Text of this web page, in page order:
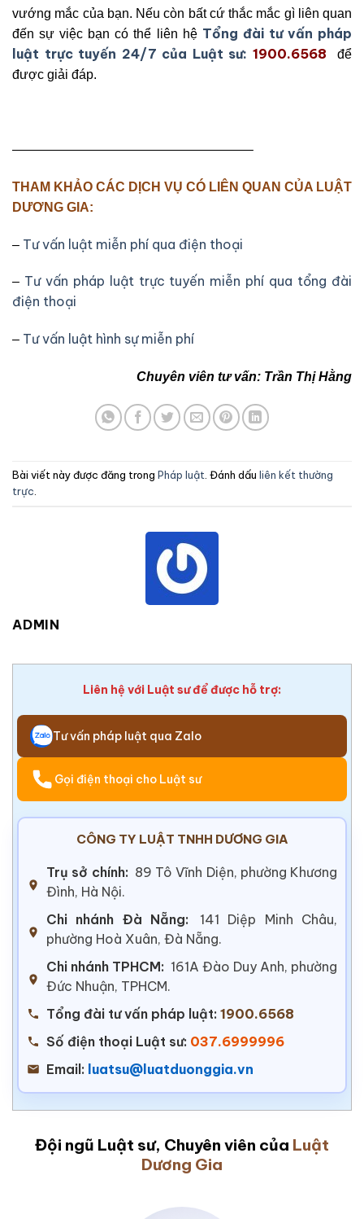
vướng mắc của bạn. Nếu còn bất cứ thắc mắc gì liên quan
đến sự việc bạn có thể liên hệ Tổng đài tư vấn pháp
luật trực tuyến 24/7 của Luật sư: 1900.6568
để
được giải đáp.
——————————————————–
THAM KHẢO CÁC DỊCH VỤ CÓ LIÊN QUAN CỦA LUẬT
DƯƠNG GIA:
– Tư vấn luật miễn phí qua điện thoại
– Tư vấn pháp luật trực tuyến miễn phí qua tổng đài
điện thoại
– Tư vấn luật hình sự miễn phí
Chuyên viên tư vấn: Trần Thị Hằng
Bài viết này được đăng trong Pháp luật. Đánh dấu liên kết thường
trực.
ADMIN
Liên hệ với Luật sư để được hỗ trợ:
Tư vấn pháp luật qua Zalo
Gọi điện thoại cho Luật sư
CÔNG TY LUẬT TNHH DƯƠNG GIA
Trụ sở chính: 89 Tô Vĩnh Diện, phường Khương
Đình, Hà Nội.
Chi nhánh Đà Nẵng:
141 Diệp Minh Châu,
phường Hoà Xuân, Đà Nẵng.
Chi nhánh TPHCM: 161A Đào Duy Anh, phường
Đức Nhuận, TPHCM.
Tổng đài tư vấn pháp luật: 1900.6568
Số điện thoại Luật sư: 037.6999996
Email: luatsu@luatduonggia.vn
Đội ngũ Luật sư, Chuyên viên của Luật
Dương Gia